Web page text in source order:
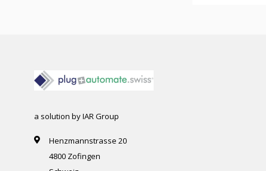
a solution by IAR Group
Henzmannstrasse 20
4800 Zofingen